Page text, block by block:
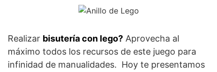
Realizar bisutería con lego? Aprovecha al
máximo todos los recursos de este juego para
infinidad de manualidades. Hoy te presentamos